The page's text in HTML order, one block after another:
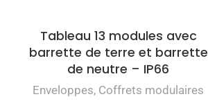
Tableau 13 modules avec
barrette de terre et barrette
de neutre – IP66
Enveloppes, Coffrets modulaires